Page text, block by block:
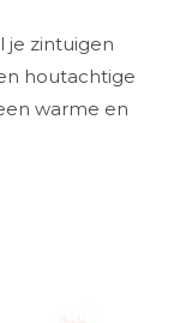
je zintuigen
houtachtige
warme en